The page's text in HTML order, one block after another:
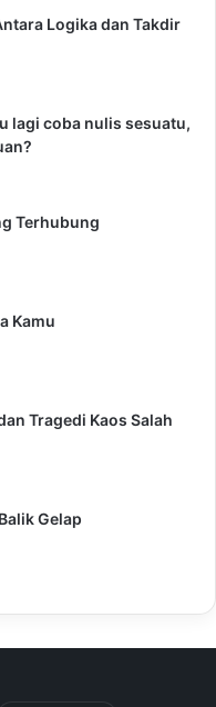
Logika dan Takdir
lagi coba nulis sesuatu,
Terhubung
Kamu
Tragedi Kaos Salah
Gelap